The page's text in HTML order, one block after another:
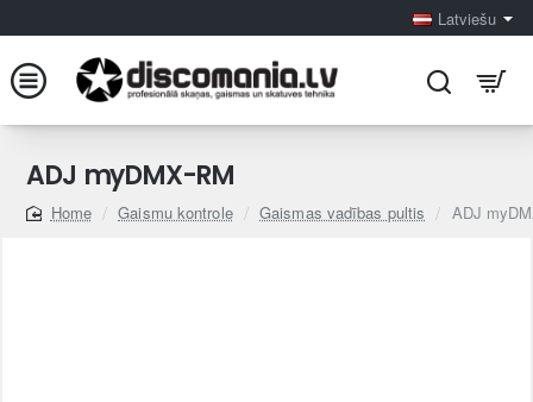
Latviešu
ADJ myDMX-RM
home
Gaismu kontrole Gaismas vadības pultis ADJ